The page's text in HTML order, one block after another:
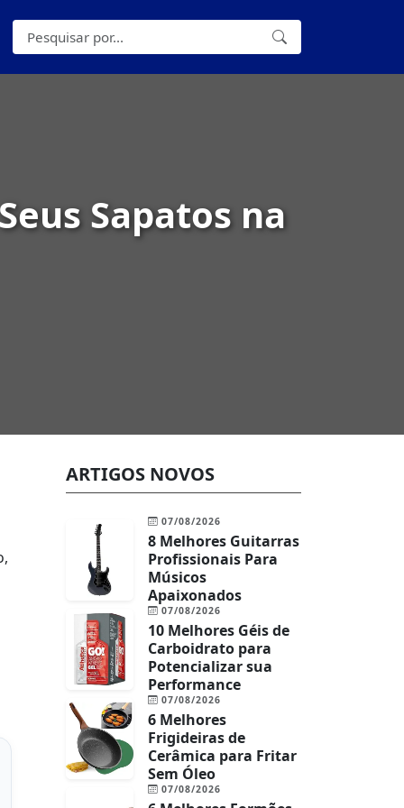
Sapatos na
ARTIGOS NOVOS
07/08/2026
8 Melhores Guitarras
Profissionais Para
Músicos
Apaixonados
07/08/2026
10 Melhores Géis de
Carboidrato para
Potencializar sua
Performance
07/08/2026
6 Melhores
Frigideiras de
Cerâmica para Fritar
Sem Óleo
07/08/2026